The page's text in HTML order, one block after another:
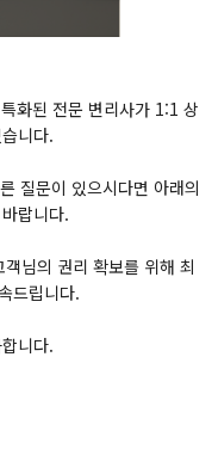
화된 전문 변리사가 1:1 상
니다.
질문이 있으시다면 아래의
랍니다.
님의 권리 확보를 위해 최
드립니다.
니다.